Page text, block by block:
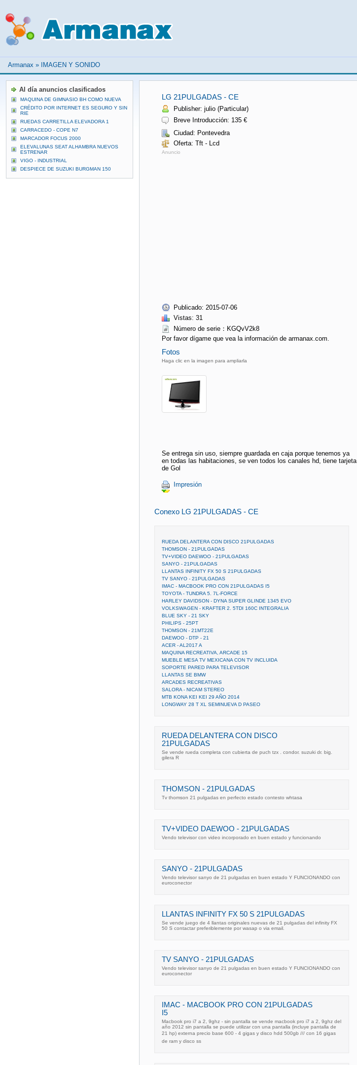
Armanax » IMAGEN Y SONIDO
LG 21PULGADAS - CE
Publisher: julio (Particular)
Breve Introducción: 135 €
Ciudad: Pontevedra
Oferta: Tft - Lcd
Anuncio
Publicado: 2015-07-06
Vistas: 31
Número de serie：KGQvV2k8
Por favor dígame que vea la información de armanax.com.
Fotos
Haga clic en la imagen para ampliarla
Se entrega sin uso, siempre guardada en caja porque tenemos ya
en todas las habitaciones, se ven todos los canales hd, tiene tarjeta
de Gol
Impresión
Conexo LG 21PULGADAS - CE
RUEDA DELANTERA CON DISCO 21PULGADAS
THOMSON - 21PULGADAS
TV+VIDEO DAEWOO - 21PULGADAS
SANYO - 21PULGADAS
LLANTAS INFINITY FX 50 S 21PULGADAS
TV SANYO - 21PULGADAS
IMAC - MACBOOK PRO CON 21PULGADAS I5
TOYOTA - TUNDRA 5. 7L-FORCE
HARLEY DAVIDSON - DYNA SUPER GLINDE 1345 EVO
VOLKSWAGEN - KRAFTER 2. 5TDI 160C INTEGRALIA
BLUE SKY - 21 SKY
PHILIPS - 25PT
THOMSON - 21MT22E
DAEWOO - DTP - 21
ACER - AL2017 A
MAQUINA RECREATIVA, ARCADE 15
MUEBLE MESA TV MEXICANA CON TV INCLUIDA
SOPORTE PARED PARA TELEVISOR
LLANTAS SE BMW
ARCADES RECREATIVAS
SALORA - NICAM STEREO
MTB KONA KEI KEI 29 AÑO 2014
LONGWAY 28 T XL SEMINUEVA D PASEO
RUEDA DELANTERA CON DISCO
21PULGADAS
Se vende rueda completa con cubierta de puch tzx . condor. suzuki dr. big.
gilera R
THOMSON - 21PULGADAS
Tv thomson 21 pulgadas en perfecto estado contesto whtasa
TV+VIDEO DAEWOO - 21PULGADAS
Vendo televisor con video incorporado en buen estado y funcionando
SANYO - 21PULGADAS
Vendo televisor sanyo de 21 pulgadas en buen estado Y FUNCIONANDO con
euroconector
LLANTAS INFINITY FX 50 S 21PULGADAS
Se vende juego de 4 llantas originales nuevas de 21 pulgadas del infinity FX
50 S contactar preferiblemente por wasap o via email.
TV SANYO - 21PULGADAS
Vendo televisor sanyo de 21 pulgadas en buen estado Y FUNCIONANDO con
euroconector
IMAC - MACBOOK PRO CON 21PULGADAS
I5
Macbook pro i7 a 2, 9ghz - sin pantalla se vende macbook pro i7 a 2, 9ghz del
año 2012 sin pantalla se puede utilizar con una pantalla (incluye pantalla de
21 hp) externa precio base 600 - 4 gigas y disco hdd 500gb /// con 16 gigas
de ram y disco ss
Al día anuncios clasificados
MAQUINA DE GIMNASIO BH COMO NUEVA
CRÉDITO POR INTERNET ES SEGURO Y SIN
RIE
RUEDAS CARRETILLA ELEVADORA 1
CARRACEDO - COPE N7
MARCADOR FOCUS 2000
ELEVALUNAS SEAT ALHAMBRA NUEVOS
ESTRENAR
VIGO - INDUSTRIAL
DESPIECE DE SUZUKI BURGMAN 150